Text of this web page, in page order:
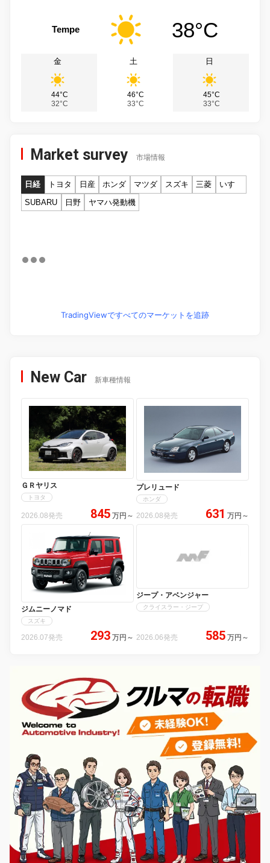
Tempe 38°C
金
44°C
32°C
土
46°C
33°C
日
45°C
33°C
Market survey 市場情報
日経 トヨタ 日産 ホンダ マツダ スズキ 三菱
いすゞ
SUBARU
日野 ヤマハ発動機
TradingViewですべてのマーケットを追跡
New Car 新車種情報
ＧＲヤリス
トヨタ
2026.08発売 845 万円 ～
プレリュード
ホンダ
2026.08発売 631 万円 ～
ジムニーノマド
スズキ
2026.07発売 293 万円 ～
ジープ・アベンジャー
クライスラー・ジープ
2026.06発売 585 万円 ～